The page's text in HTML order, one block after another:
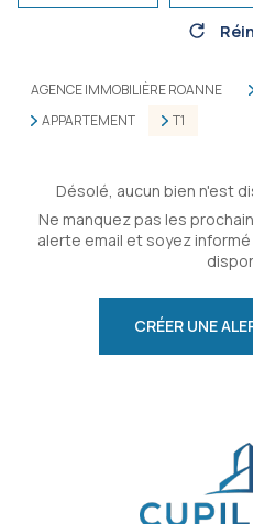
AGENCE IMMOBILIÈRE ROANNE
APPARTEMENT
T1
Désolé, aucun bien n'est
Ne manquez pas les
alerte email et soyez
CRÉER UNE